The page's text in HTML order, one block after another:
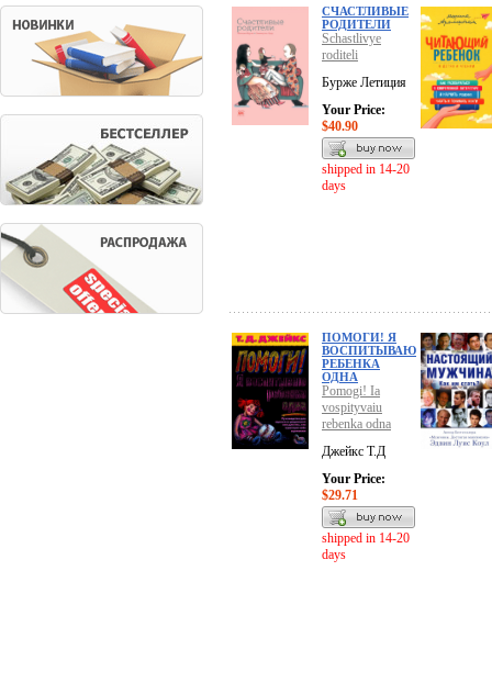
СЧАСТЛИВЫЕ
РОДИТЕЛИ
Schastlivye
roditeli
Бурже Летиция
Your Price:
$40.90
shipped in 14-20
days
ПОМОГИ! Я
ВОСПИТЫВАЮ
РЕБЕНКА
ОДНА
Pomogi! Ia
vospityvaiu
rebenka odna
Джейкс Т.Д
Your Price:
$29.71
shipped in 14-20
days